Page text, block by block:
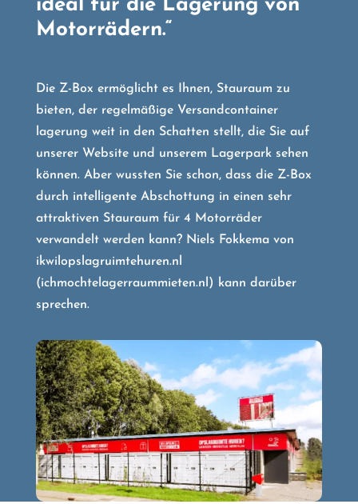
ideal für die Lagerung von
Motorrädern.“
Die Z-Box ermöglicht es Ihnen, Stauraum zu
bieten, der regelmäßige Versandcontainer
lagerung weit in den Schatten stellt, die Sie auf
unserer Website und unserem Lagerpark sehen
können. Aber wussten Sie schon, dass die Z-Box
durch intelligente Abschottung in einen sehr
attraktiven Stauraum für 4 Motorräder
verwandelt werden kann? Niels Fokkema von
ikwilopslagruimtehuren.nl
(ichmochtelagerraummieten.nl) kann darüber
sprechen.